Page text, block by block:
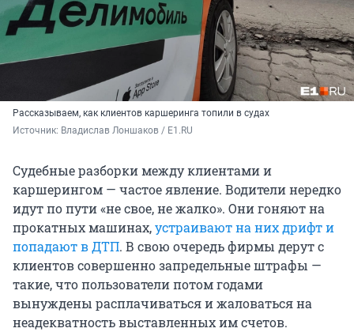
Рассказываем, как клиентов каршеринга топили в судах
Источник: Владислав Лоншаков / E1.RU
Судебные разборки между клиентами и
каршерингом — частое явление. Водители нередко
идут по пути «не свое, не жалко». Они гоняют на
прокатных машинах,устраивают на них дрифт и
попадают в ДТП. В свою очередь фирмы дерут с
клиентов совершенно запредельные штрафы —
такие, что пользователи потом годами
вынуждены расплачиваться и жаловаться на
неадекватность выставленных им счетов.